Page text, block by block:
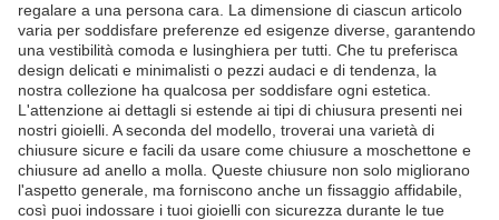
regalare a una persona cara. La dimensione di ciascun articolo
varia per soddisfare preferenze ed esigenze diverse, garantendo
una vestibilità comoda e lusinghiera per tutti. Che tu preferisca
design delicati e minimalisti o pezzi audaci e di tendenza, la
nostra collezione ha qualcosa per soddisfare ogni estetica.
L'attenzione ai dettagli si estende ai tipi di chiusura presenti nei
nostri gioielli. A seconda del modello, troverai una varietà di
chiusure sicure e facili da usare come chiusure a moschettone e
chiusure ad anello a molla. Queste chiusure non solo migliorano
l'aspetto generale, ma forniscono anche un fissaggio affidabile,
così puoi indossare i tuoi gioielli con sicurezza durante le tue